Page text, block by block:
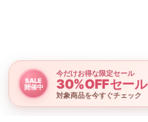
SALE
開催中
今だけお得な限定セール
30%OFFセール
対象商品を今すぐチェック